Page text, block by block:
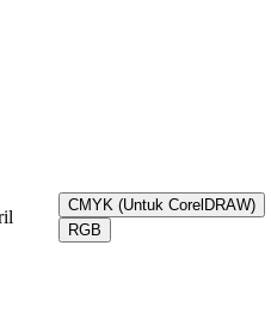
CMYK (Untuk CorelDRAW)
RGB